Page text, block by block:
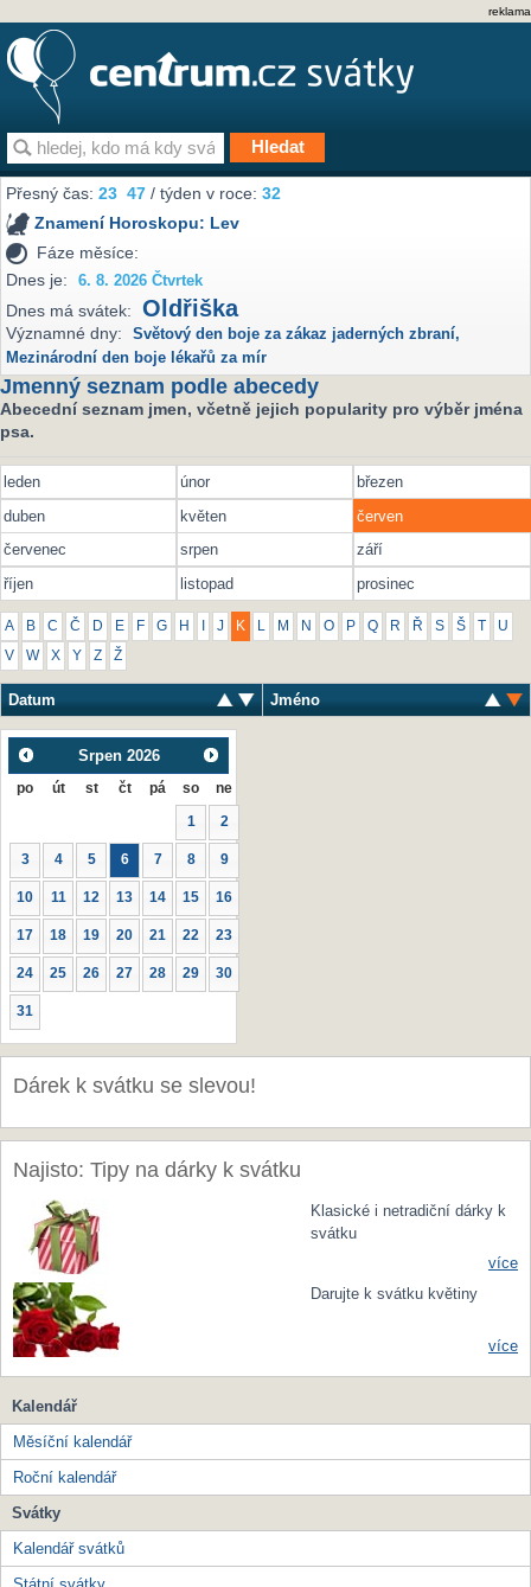
reklama
Přesný čas:23 47 / týden v roce:32
Znamení Horoskopu: Lev
Fáze měsíce:
Dnes je:
6. 8. 2026 Čtvrtek
Dnes má svátek: Oldřiška
Významné dny: Světový den boje za zákaz jaderných zbraní,
Mezinárodní den boje lékařů za mír
Jmenný seznam podle abecedy
Abecední seznam jmen, včetně jejich popularity pro výběr jména
psa.
leden únor
březen
duben
květen
červen
červenec
srpen
září
říjen
listopad prosinec
A B C Č D E F G H J K L M N O P Q R Ř S Š U
V W X Y Z Ž
Datum Jméno
Srpen 2026
po út st čt pá so ne
1 2
3 4 5 6 7 8 9
10 11 12 13 14 15 16
17 18 19 20 21 22 23
24 25 26 27 28 29 30
31
Dárek k svátku se slevou!
Najisto: Tipy na dárky k svátku
Klasické i netradiční dárky k
svátku
více
Darujte k svátku květiny
více
Kalendář
Měsíční kalendář
Roční kalendář
Svátky
Kalendář svátků